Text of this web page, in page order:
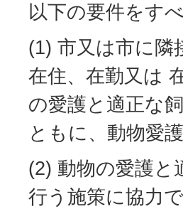
以下の要件をす
(1) 市又は市に隣
在住、在勤又は
の愛護と適正な
ともに、動物愛
(2) 動物の愛護と
行う施策に協力